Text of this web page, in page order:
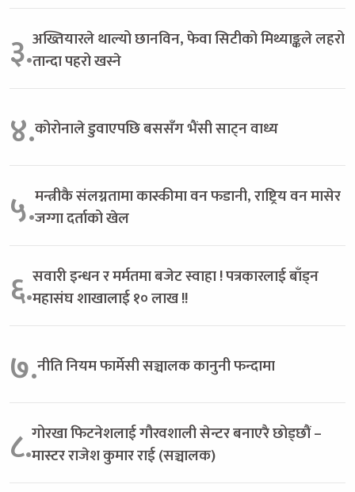
३.अख्तियारले थाल्यो छानविन, फेवा सिटीको मिथ्याङ्कले लहरो
तान्दा पहरो खस्ने
४.कोरोनाले डुवाएपछि बससँग भैंसी साट्न वाध्य
५.मन्त्रीकै संलग्नतामा कास्कीमा वन फडानी, राष्ट्रिय वन मासेर
जग्गा दर्ताको खेल
६.सवारी इन्धन र मर्मतमा बजेट स्वाहा ! पत्रकारलाई बाँड्न
महासंघ शाखालाई १० लाख !!
७.नीति नियम फार्मेसी सञ्चालक कानुनी फन्दामा
८.गोरखा फिटनेशलाई गौरवशाली सेन्टर बनाएरै छोड्छौं –
मास्टर राजेश कुमार राई (सञ्चालक)